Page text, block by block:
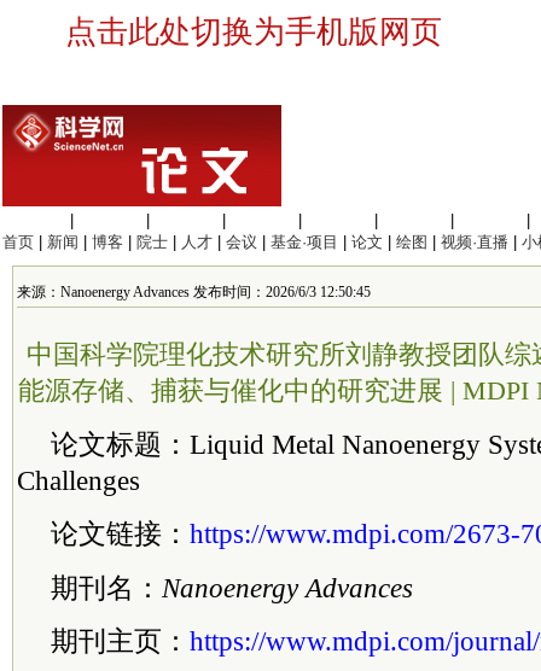
点击此处切换为手机版网页
首页
新闻 博客 院士 人才 会议 基金·项目 论文 绘图 视频·直播 小
来源：Nanoenergy Advances 发布时间：2026/6/3 12:50:45
中国科学院理化技术研究所刘静教授团队
能源存储、捕获与催化中的研究进展 | MDPI
论文标题：Liquid Metal Nanoenergy
Challenges
论文链接： https://www.mdpi.com/2673-
期刊名： Nanoenergy Advances
期刊主页： https://www.mdpi.com/